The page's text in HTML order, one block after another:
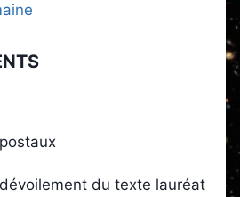
du texte lauréat